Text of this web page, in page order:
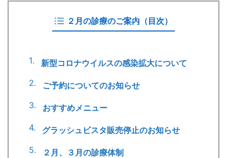
２月の診療のご案内（目次）
新型コロナウイルスの感染拡大について
ご予約についてのお知らせ
おすすめメニュー
グラッシュビスタ販売停止のお知らせ
２月、３月の診療体制